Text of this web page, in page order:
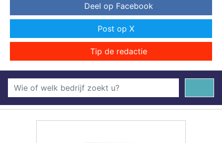
Deel op Facebook
Post op X
Tip de redactie